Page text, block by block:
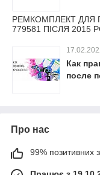
РЕМКОМПЛЕКТ ДЛЯ
779581 ПІСЛЯ 2015
Как
после
Про нас
99% позитивних з